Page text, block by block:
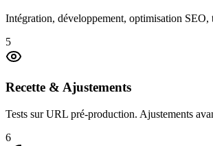
Intégration, développement, optimisation SEO,
5
Recette & Ajustements
Tests sur URL pré-production. Ajustements
6